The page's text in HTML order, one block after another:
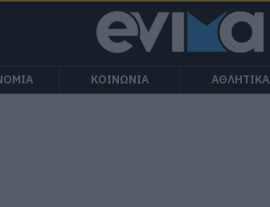
ΚΟΙΝΩΝΙΑ ΑΘΛΗΤΙΚΑ